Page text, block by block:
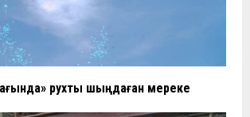
рухты шыңдаған мереке